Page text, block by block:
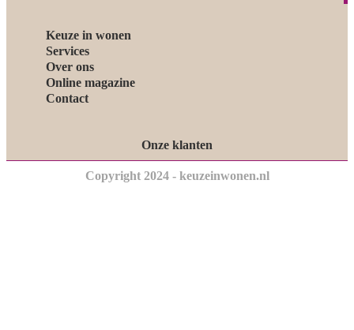
Keuze in wonen
Services
Over ons
Online magazine
Contact
Onze klanten
Copyright 2024 - keuzeinwonen.nl